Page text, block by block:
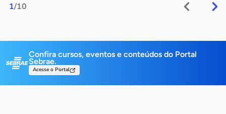
1/10
Confira cursos, eventos e conteúdos do Portal
Sebrae.
Acesse o Portal